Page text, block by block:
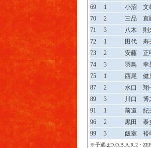
69
1
小沼 文
70
2
三品 直
71
3
八木 則
72
1
田代 寿
73
2
安藤 正
74
3
羽鳥 幸
75
1
西尾 健
87
2
水口 翔
89
3
川口 博
91
1
前道 紀
96
2
黒田 泰
99
3 飯室 裕
※予選はD.O.B.A.R.2・